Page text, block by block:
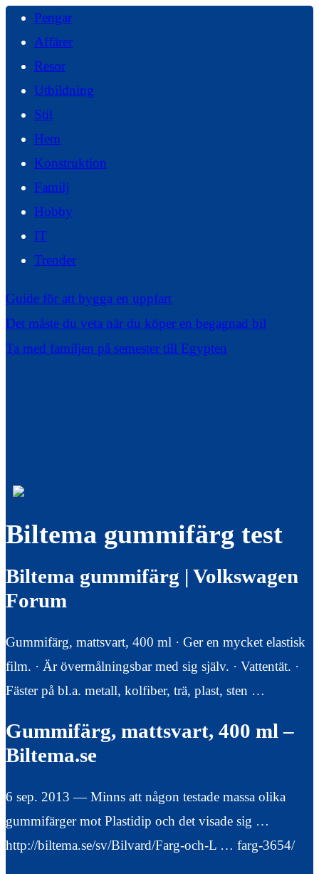
Pengar
Affärer
Resor
Utbildning
Stil
Hem
Konstruktion
Familj
Hobby
IT
Trender
Guide för att bygga en uppfart
Det måste du veta när du köper en begagnad bil
Ta med familjen på semester till Egypten
Biltema gummifärg test
Biltema gummifärg | Volkswagen
Forum
Gummifärg, mattsvart, 400 ml · Ger en mycket elastisk
film. · Är övermålningsbar med sig själv. · Vattentät. ·
Fäster på bl.a. metall, kolfiber, trä, plast, sten …
Gummifärg, mattsvart, 400 ml –
Biltema.se
6 sep. 2013 — Minns att någon testade massa olika
gummifärger mot Plastidip och det visade sig …
http://biltema.se/sv/Bilvard/Farg-och-L … farg-3654/